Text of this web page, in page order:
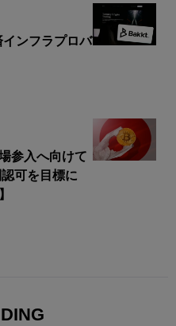
ンフラプロバ
参入へ向けて
可を目標に